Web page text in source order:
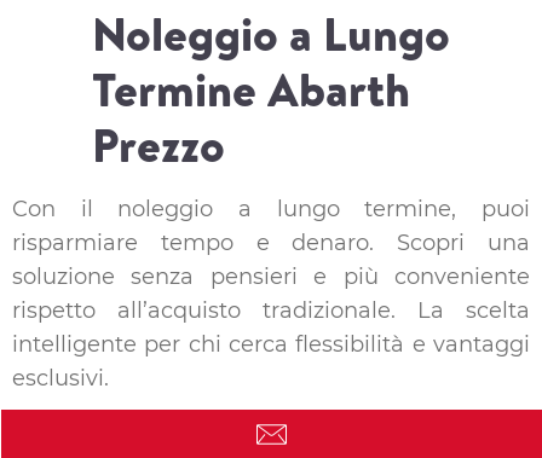
Noleggio a Lungo
Termine Abarth
Prezzo
Con il noleggio a lungo termine, puoi
risparmiare tempo e denaro. Scopri una
soluzione senza pensieri e più conveniente
rispetto all’acquisto tradizionale. La scelta
intelligente per chi cerca flessibilità e vantaggi
esclusivi.